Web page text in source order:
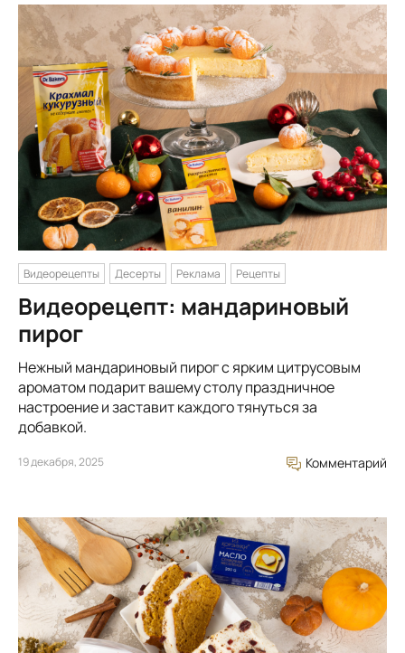
Видеорецепты Десерты Реклама Рецепты
Видеорецепт: мандариновый
пирог
Нежный мандариновый пирог с ярким цитрусовым
ароматом подарит вашему столу праздничное
настроение и заставит каждого тянуться за
добавкой.
19 декабря, 2025 Комментарий